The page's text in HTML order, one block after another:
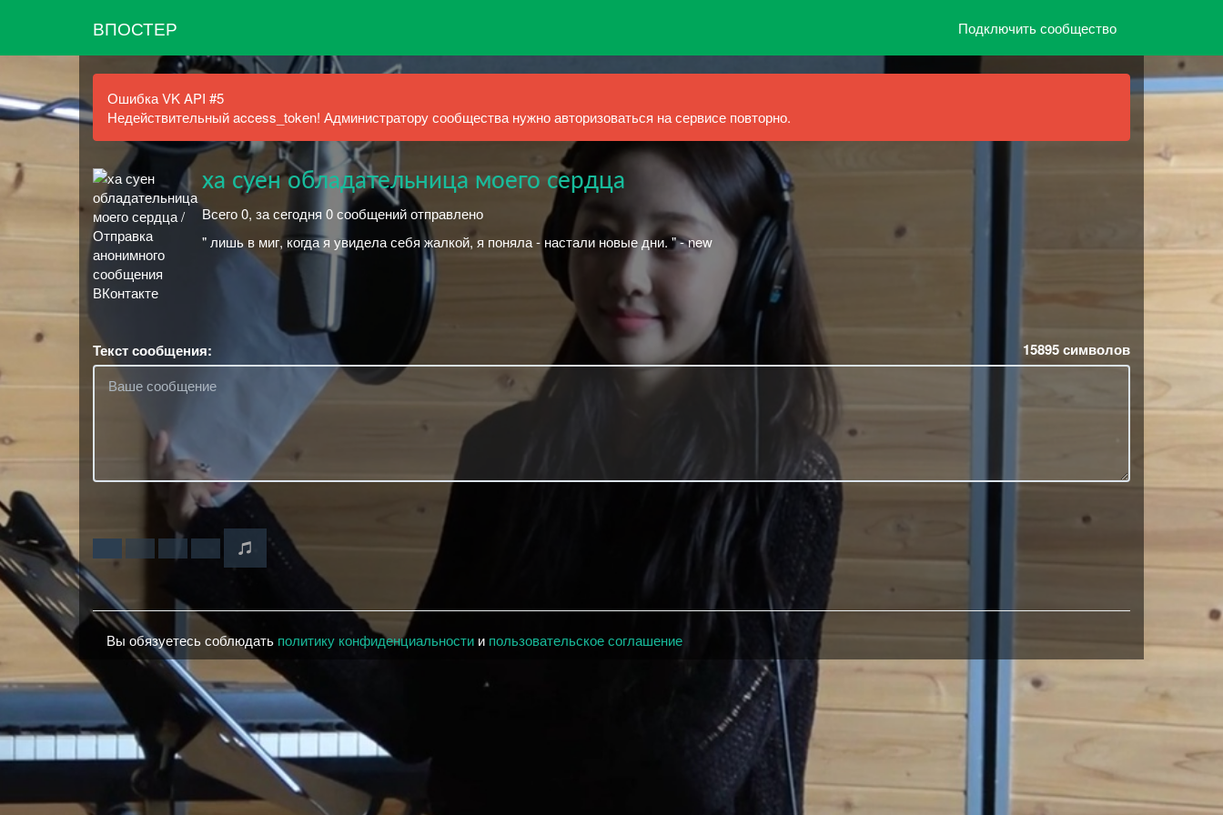
ВПОСТЕР Подключить сообщество
Ошибка VK API #5
Недействительный access_token! Администратору сообщества нужно авторизоваться на сервисе повторно.
ха суен обладательница моего сердца
Всего 0, за сегодня 0 сообщений отправлено
" лишь в миг, когда я увидела себя жалкой, я поняла - настали новые дни. " - new
Текст сообщения: 15895символов
Вы обязуетесь соблюдать политику конфиденциальности и пользовательское соглашение